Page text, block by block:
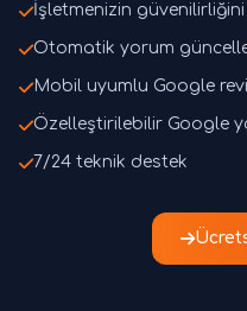
İşletmenizin güvenilirliğini
Otomatik yorum
Mobil uyumlu Google
Özelleştirilebilir Google
7/24 teknik destek